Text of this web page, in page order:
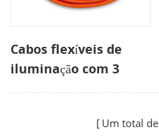
Cabos flexíveis de
iluminação com 3
núcleos trançados e
Um total de